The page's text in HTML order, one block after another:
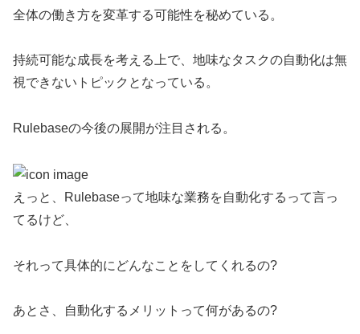
全体の働き方を変革する可能性を秘めている。
持続可能な成長を考える上で、地味なタスクの自動化は無
視できないトピックとなっている。
Rulebaseの今後の展開が注目される。
えっと、Rulebaseって地味な業務を自動化するって言っ
てるけど、
それって具体的にどんなことをしてくれるの?
あとさ、自動化するメリットって何があるの?